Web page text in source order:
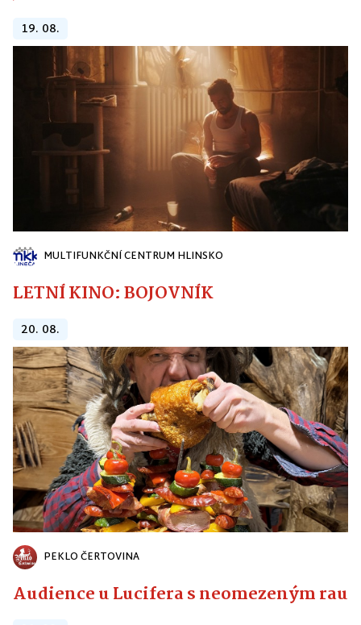
19. 08.
MULTIFUNKČNÍ CENTRUM HLINSKO
LETNÍ KINO: BOJOVNÍK
20. 08.
PEKLO ČERTOVINA
Audience u Lucifera s neomezeným